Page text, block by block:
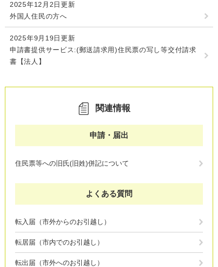
2025年12月2日更新
外国人住民の方へ
2025年9月19日更新
申請書提供サービス:(郵送請求用)住民票の写し等交付請求
書【法人】
関連情報
申請・届出
住民票等への旧氏(旧姓)併記について
よくある質問
転入届（市外からのお引越し）
転居届（市内でのお引越し）
転出届（市外へのお引越し）